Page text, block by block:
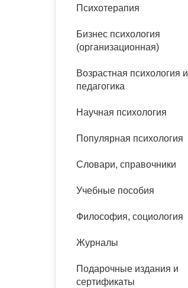
панические атаки
Психодрама
Сказкотерапия
психотерапии
Классический, эриксоновский
эргономика
Социальная психология
Психология развития
организационная психология
психоанализ
Психотерапия
Бизнес психология
(организационная)
Возрастная психология и
педагогика
Научная психология
Популярная психология
Словари, справочники
Учебные пособия
Философия, социология
Журналы
Подарочные издания и
сертификаты